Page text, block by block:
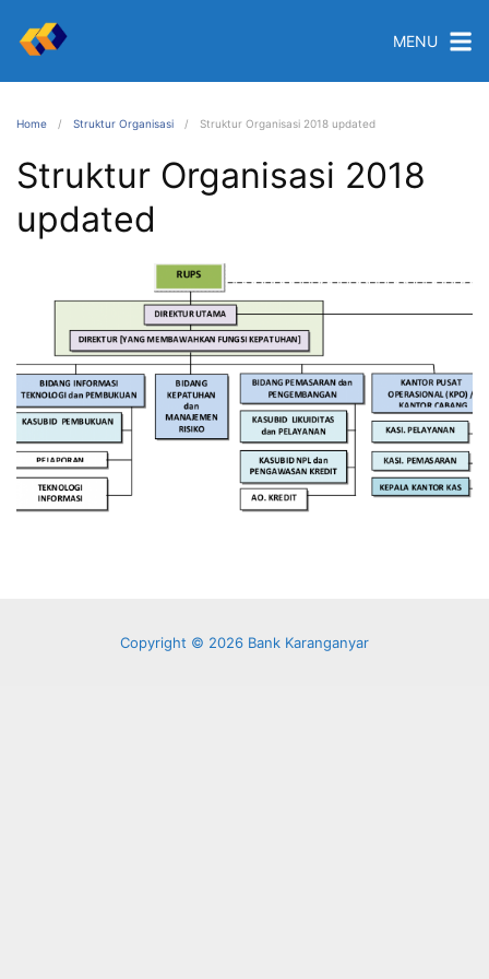
MENU
Home Struktur Organisasi Struktur Organisasi 2018 updated
Struktur Organisasi 2018
updated
Copyright © 2026 Bank Karanganyar